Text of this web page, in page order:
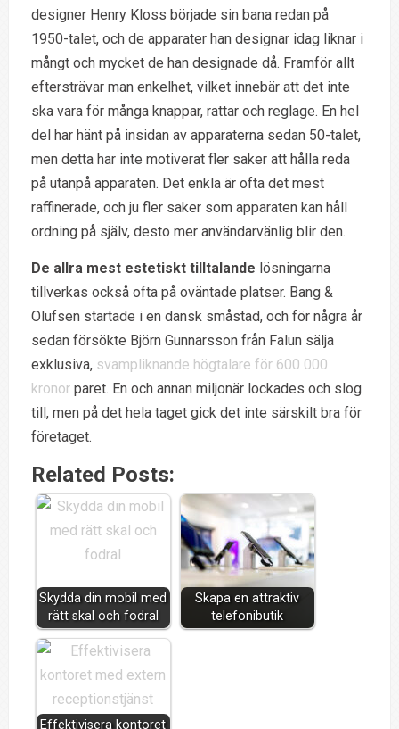
designer Henry Kloss började sin bana redan på
1950-talet, och de apparater han designar idag liknar i
mångt och mycket de han designade då. Framför allt
eftersträvar man enkelhet, vilket innebär att det inte
ska vara för många knappar, rattar och reglage. En hel
del har hänt på insidan av apparaterna sedan 50-talet,
men detta har inte motiverat fler saker att hålla reda
på utanpå apparaten. Det enkla är ofta det mest
raffinerade, och ju fler saker som apparaten kan håll
ordning på själv, desto mer användarvänlig blir den.
De allra mest estetiskt tilltalande lösningarna
tillverkas också ofta på oväntade platser. Bang &
Olufsen startade i en dansk småstad, och för några år
sedan försökte Björn Gunnarsson från Falun sälja
exklusiva, svampliknande högtalare för 600 000
kronorparet. En och annan miljonär lockades och slog
till, men på det hela taget gick det inte särskilt bra för
företaget.
Related Posts:
Skydda din mobil med
rätt skal och fodral
Skapa en attraktiv
telefonibutik
Effektivisera kontoret